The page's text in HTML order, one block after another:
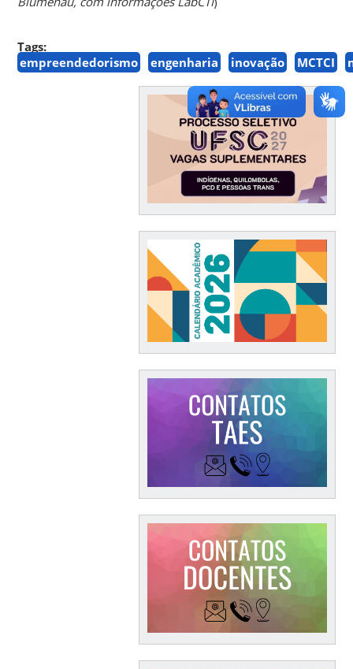
Tags:
empreendedorismo
engenharia inovação MCTCI